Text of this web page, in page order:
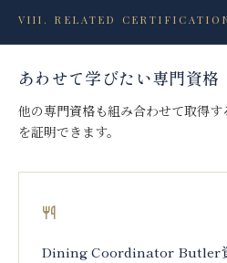
VIII. RELATED
あわせて学びたい専門資格
他の専門資格も組み合わせて取得
を証明できます。
Dining Coordinator Butler